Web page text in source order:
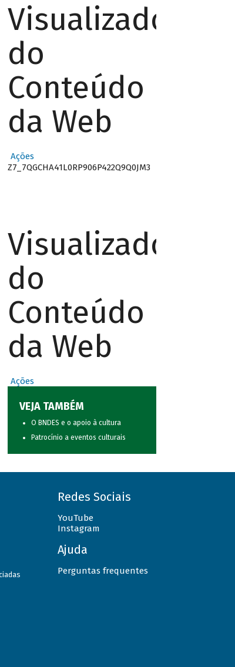
Visualizador
do
Conteúdo
da Web
Ações
Z7_7QGCHA41L0RP906P422Q9Q0JM3
Visualizador
do
Conteúdo
da Web
Ações
VEJA TAMBÉM
O BNDES e o apoio à cultura
Patrocínio a eventos culturais
Redes Sociais
YouTube
Instagram
Ajuda
Perguntas frequentes